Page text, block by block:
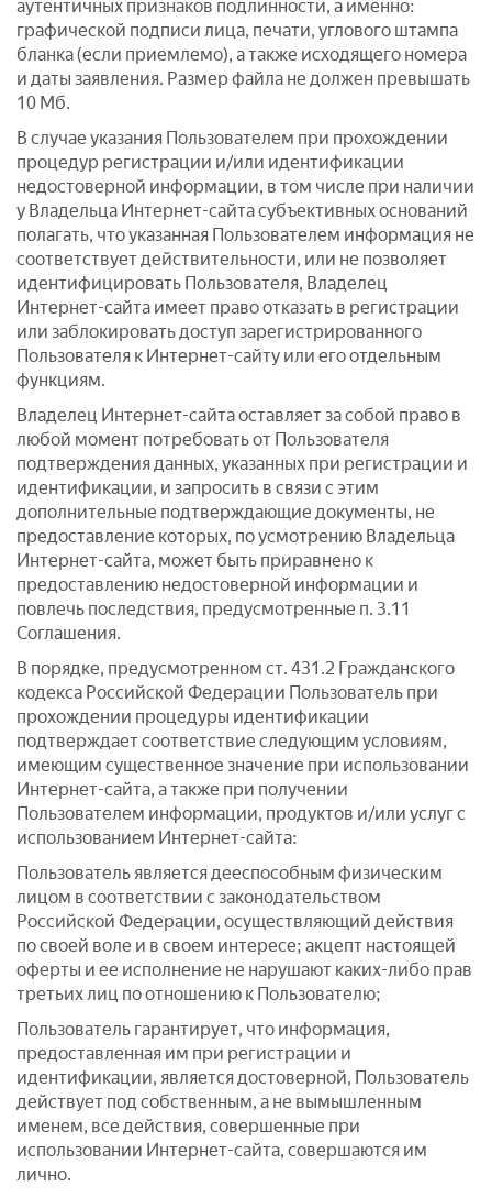
аутентичных признаков подлинности, а именно:
графической подписи лица, печати, углового штампа
бланка (если приемлемо), а также исходящего номера
и даты заявления. Размер файла не должен превышать
10 Мб.
В случае указания Пользователем при прохождении
процедур регистрации и/или идентификации
недостоверной информации, в том числе при наличии
у Владельца Интернет-сайта субъективных оснований
полагать, что указанная Пользователем информация не
соответствует действительности, или не позволяет
идентифицировать Пользователя, Владелец
Интернет-сайта имеет право отказать в регистрации
или заблокировать доступ зарегистрированного
Пользователя к Интернет-сайту или его отдельным
функциям.
Владелец Интернет-сайта оставляет за собой право в
любой момент потребовать от Пользователя
подтверждения данных, указанных при регистрации и
идентификации, и запросить в связи с этим
дополнительные подтверждающие документы, не
предоставление которых, по усмотрению Владельца
Интернет-сайта, может быть приравнено к
предоставлению недостоверной информации и
повлечь последствия, предусмотренные п. 3.11
Соглашения.
В порядке, предусмотренном ст. 431.2 Гражданского
кодекса Российской Федерации Пользователь при
прохождении процедуры идентификации
подтверждает соответствие следующим условиям,
имеющим существенное значение при использовании
Интернет-сайта, а также при получении
Пользователем информации, продуктов и/или услуг с
использованием Интернет-сайта:
Пользователь является дееспособным физическим
лицом в соответствии с законодательством
Российской Федерации, осуществляющий действия
по своей воле и в своем интересе; акцепт настоящей
оферты и ее исполнение не нарушают каких-либо прав
третьих лиц по отношению к Пользователю;
Пользователь гарантирует, что информация,
предоставленная им при регистрации и
идентификации, является достоверной, Пользователь
действует под собственным, а не вымышленным
именем, все действия, совершенные при
использовании Интернет-сайта, совершаются им
лично.